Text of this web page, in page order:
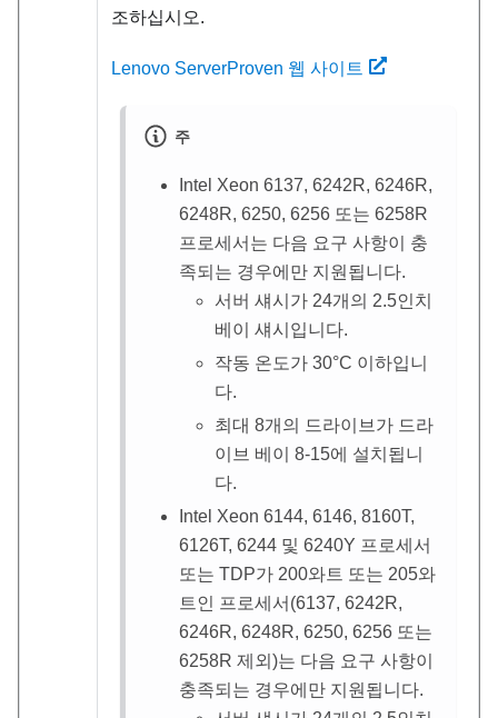
조하십시오.
Lenovo ServerProven 웹 사이트
주
Intel Xeon 6137, 6242R, 6246R,
6248R, 6250, 6256 또는 6258R
프로세서는 다음 요구 사항이 충
족되는 경우에만 지원됩니다.
서버 섀시가 24개의 2.5인치
베이 섀시입니다.
작동 온도가 30°C 이하입니
다.
최대 8개의 드라이브가 드라
이브 베이 8-15에 설치됩니
다.
Intel Xeon 6144, 6146, 8160T,
6126T, 6244 및 6240Y 프로세서
또는 TDP가 200와트 또는 205와
트인 프로세서(6137, 6242R,
6246R, 6248R, 6250, 6256 또는
6258R 제외)는 다음 요구 사항이
충족되는 경우에만 지원됩니다.